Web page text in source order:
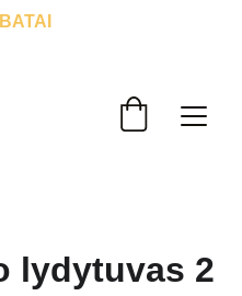
BATAI